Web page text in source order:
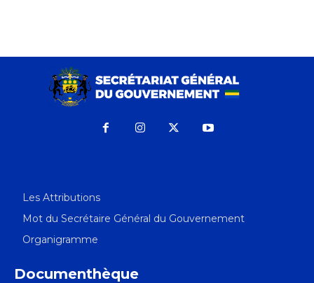
Les Attributions
Mot du Secrétaire Général du Gouvernement
Organigramme
Documenthèque